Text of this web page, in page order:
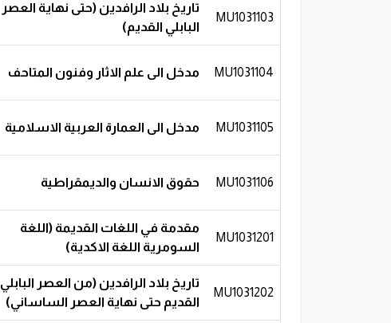
MU1031103
تاريخ بلاد الرافدين (حتى نهاية العصر
البابلي القديم)
MU1031104 مدخل الى علم الاثار وفنون المتاحف
MU1031105 مدخل الى العمارة العربية الاسلامية
MU1031106 حقوق الانسان والديمقراطية
MU1031201
مقدمة في اللغات القديمة (اللغة
السومرية اللغة الاكدية)
MU1031202
تاريخ بلاد الرافدين (من العصر البابلي
القديم حتى نهاية العصر الساساني)